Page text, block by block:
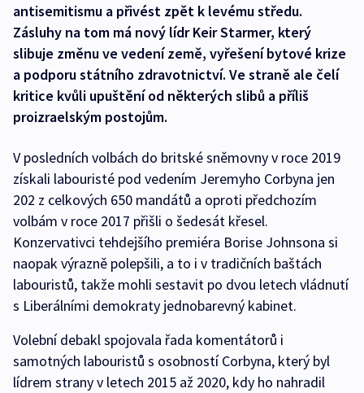
antisemitismu a přivést zpět k levému středu.
Zásluhy na tom má nový lídr Keir Starmer, který
slibuje změnu ve vedení země, vyřešení bytové krize
a podporu státního zdravotnictví. Ve straně ale čelí
kritice kvůli upuštění od některých slibů a příliš
proizraelským postojům.
V posledních volbách do britské sněmovny v roce 2019
získali labouristé pod vedením Jeremyho Corbyna jen
202 z celkových 650 mandátů a oproti předchozím
volbám v roce 2017 přišli o šedesát křesel.
Konzervativci tehdejšího premiéra Borise Johnsona si
naopak výrazně polepšili, a to i v tradičních baštách
labouristů, takže mohli sestavit po dvou letech vládnutí
s Liberálními demokraty jednobarevný kabinet.
Volební debakl spojovala řada komentátorů i
samotných labouristů s osobností Corbyna, který byl
lídrem strany v letech 2015 až 2020, kdy ho nahradil